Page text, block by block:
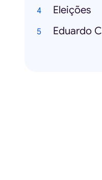
Eleições
Eduardo